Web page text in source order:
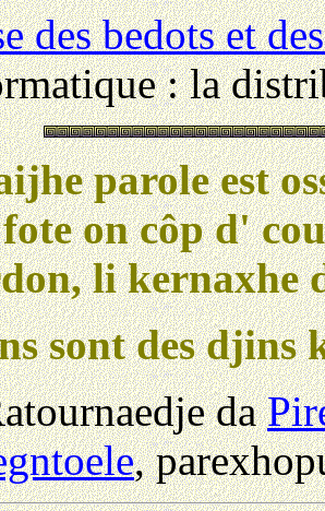
des bedots et
: la
parole est
on côp d'
li kernaxhe
sont des
da
,